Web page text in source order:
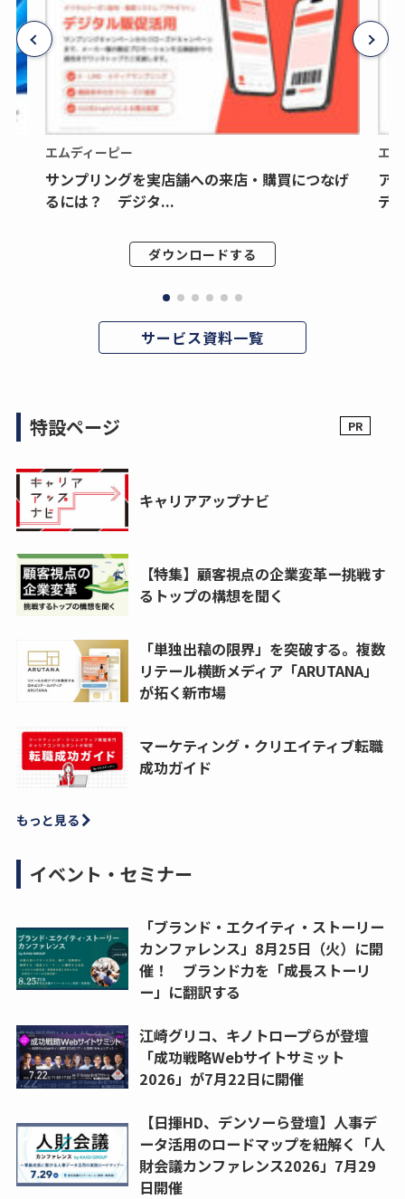
エムディーピー
サンプリングを実店舗への来店・購買につなげ
るには？ デジタ...
ダウンロードする
エ
ア
デ
サービス資料一覧
特設ページ
キャリアアップナビ
【特集】顧客視点の企業変革ー挑戦す
るトップの構想を聞く
「単独出稿の限界」を突破する。複数
リテール横断メディア「ARUTANA」
が拓く新市場
マーケティング・クリエイティブ転職
成功ガイド
もっと見る
イベント・セミナー
「ブランド・エクイティ・ストーリー
カンファレンス」8月25日（火）に開
催！ ブランド力を「成長ストーリ
ー」に翻訳する
江崎グリコ、キノトロープらが登壇
「成功戦略Webサイトサミット
2026」が7月22日に開催
【日揮HD、デンソーら登壇】人事デ
ータ活用のロードマップを紐解く「人
財会議カンファレンス2026」7月29
日開催